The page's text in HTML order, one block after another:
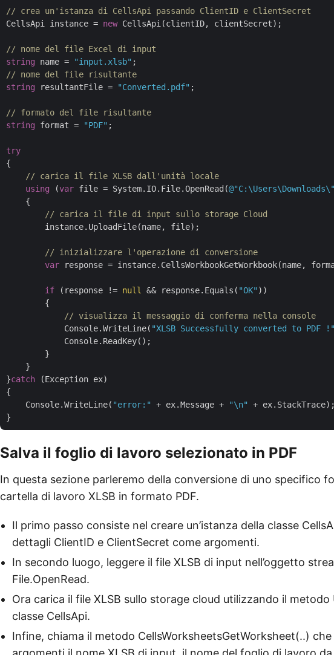
// crea un'istanza di CellsApi passando ClientID e ClientSecret
CellsApi instance = new CellsApi(clientID, clientSecret);
// nome del file Excel di input
string name = "input.xlsb"
// nome del file risultante
string resultantFile = "Converted.pdf" ;
// formato del file risultante
string format = "PDF" ;
try
{
// carica il file XLSB dall'unità locale
using (var file = System.IO.File.OpenRead(@"C:\Users\Downloads\"
    {
// carica il file di input sullo storage Cloud
        instance.UploadFile(name, file);
// inizializzare l'operazione di conversione
var response = instance.CellsWorkbookGetWorkbook(name,
if (response != null && response.Equals( "OK" ))
        {
// visualizza il messaggio di conferma nella console
            Console.WriteLine(
"XLSB Successfully converted to PDF !"
            Console.ReadKey();
        }
    }
}catch (Exception ex)
{
    Console.WriteLine(
"error:" + ex.Message + "\n"
+ ex.StackTrace);
Salva il foglio di lavoro selezionato in PDF
In questa sezione parleremo della conversione di uno specifico
cartella di lavoro XLSB in formato PDF.
Il primo passo consiste nel creare un’istanza della classe
dettagli ClientID e ClientSecret come argomenti.
In secondo luogo, leggere il file XLSB di input nell’oggetto
File.OpenRead.
Ora carica il file XLSB sullo storage cloud utilizzando il
classe CellsApi.
Infine, chiama il metodo CellsWorksheetsGetWorksheet(..)